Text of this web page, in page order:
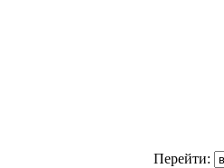
Перейти: